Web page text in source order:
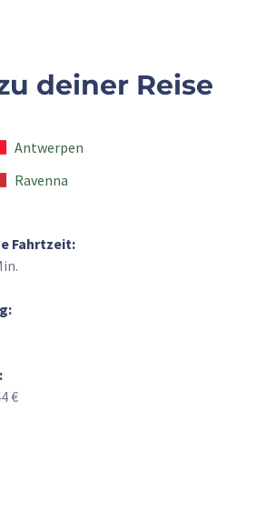
deiner Reise
Antwerpen
Ravenna
Fahrtzeit:
€